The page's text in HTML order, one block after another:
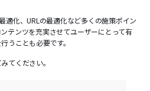
適化、URLの最適化など多くの施策ポイン
テンツを充実させてユーザーにとって有
うことも必要です。
てください。